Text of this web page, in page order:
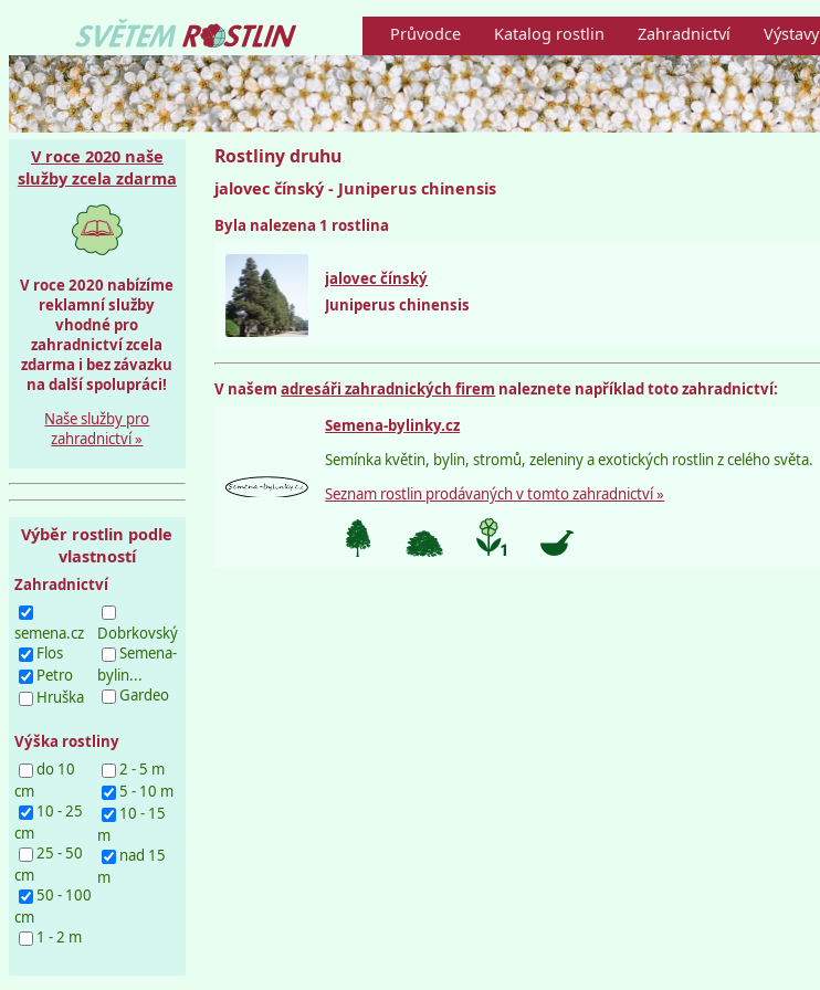
Průvodce Katalog rostlin Zahradnictví Výstavy
V roce 2020 naše
služby zcela zdarma
V roce 2020 nabízíme
reklamní služby
vhodné pro
zahradnictví zcela
zdarma i bez závazku
na další spolupráci!
Naše služby pro
zahradnictví »
Výběr rostlin podle
vlastností
Zahradnictví
semena.cz
Flos
Petro
Hruška
Dobrkovský
Semena-
bylin...
Gardeo
Výška rostliny
do 10
cm
10 - 25
cm
25 - 50
cm
50 - 100
cm
1 - 2 m
2 - 5 m
5 - 10 m
10 - 15
m
nad 15
m
Rostliny druhu
jalovec čínský - Juniperus chinensis
Byla nalezena 1 rostlina
jalovec čínský
Juniperus chinensis
V našemadresáři zahradnických firem naleznete například toto zahradnictví:
Semena-bylinky.cz
Semínka květin, bylin, stromů, zeleniny a exotických rostlin z celého světa.
Seznam rostlin prodávaných v tomto zahradnictví »